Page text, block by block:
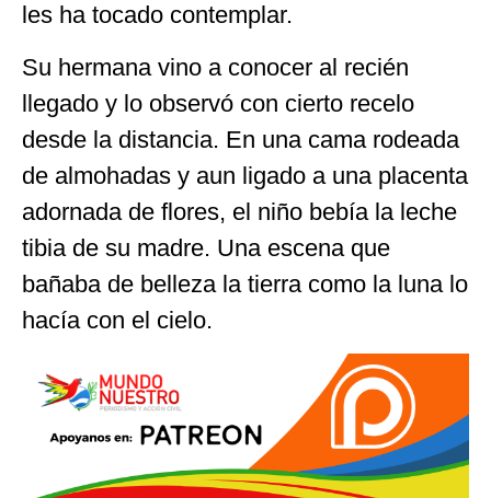
les ha tocado contemplar.
Su hermana vino a conocer al recién
llegado y lo observó con cierto recelo
desde la distancia. En una cama rodeada
de almohadas y aun ligado a una placenta
adornada de flores, el niño bebía la leche
tibia de su madre. Una escena que
bañaba de belleza la tierra como la luna lo
hacía con el cielo.